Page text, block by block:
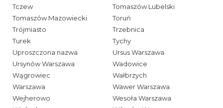
Tczew
Tomaszów Lubelski
Tomaszów Mazowiecki
Toruń
Trójmiasto
Trzebnica
Turek
Tychy
Uproszczona nazwa
Ursus Warszawa
Ursynów Warszawa
Wadowice
Wągrowiec
Wałbrzych
Warszawa
Wawer Warszawa
Wejherowo
Wesoła Warszawa